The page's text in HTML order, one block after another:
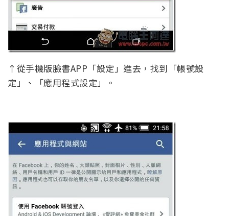
↑從手機版臉書APP「設定」進去，找到「帳號設
定」、「應用程式設定」。